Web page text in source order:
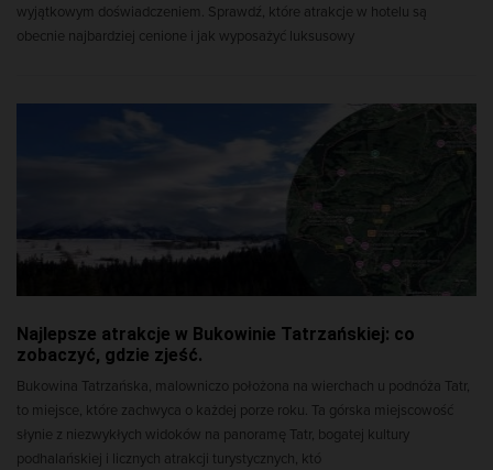
wyjątkowym doświadczeniem. Sprawdź, które atrakcje w hotelu są
obecnie najbardziej cenione i jak wyposażyć luksusowy
Najlepsze atrakcje w Bukowinie Tatrzańskiej: co
zobaczyć, gdzie zjeść.
Bukowina Tatrzańska, malowniczo położona na wierchach u podnóża Tatr,
to miejsce, które zachwyca o każdej porze roku. Ta górska miejscowość
słynie z niezwykłych widoków na panoramę Tatr, bogatej kultury
podhalańskiej i licznych atrakcji turystycznych, któ